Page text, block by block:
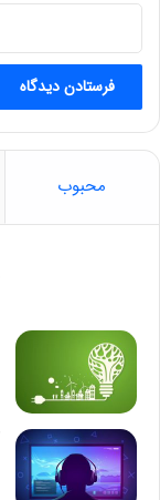
ر
ت
ا
محبوب